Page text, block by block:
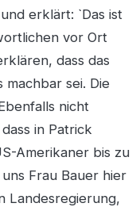
erklärt: `Das ist
vor Ort
dass das
sei. Die
nicht
in Patrick
Amerikaner bis zu
Frau Bauer hier
Landesregierung,